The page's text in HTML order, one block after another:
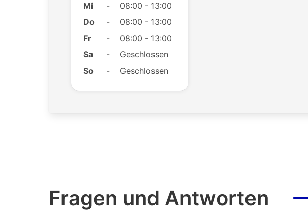
Mi
-
08:00 - 13:00
Do
-
08:00 - 13:00
Fr
-
08:00 - 13:00
Sa
-
Geschlossen
So
- Geschlossen
Fragen und Antworten